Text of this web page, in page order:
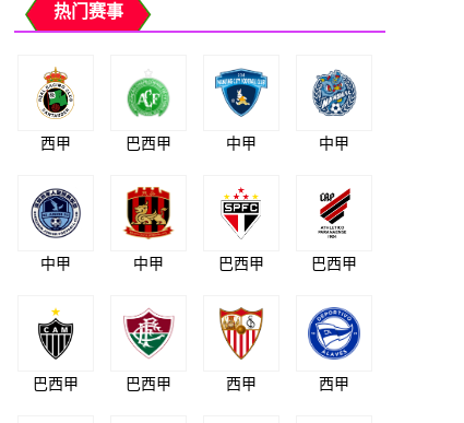
热门赛事
西甲 巴西甲 中甲 中甲
中甲 中甲 巴西甲 巴西甲
巴西甲 巴西甲 西甲 西甲